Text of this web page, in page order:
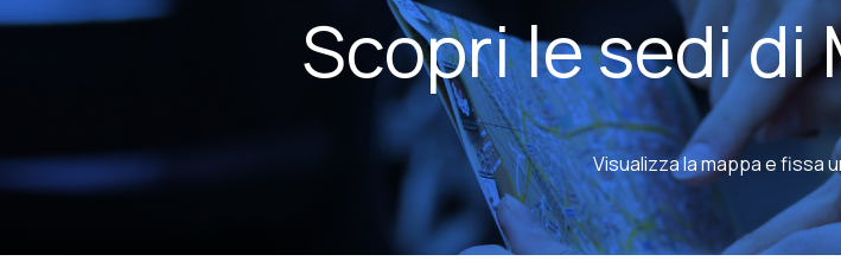
Scopri le sedi
Visualizza la mappa e fissa